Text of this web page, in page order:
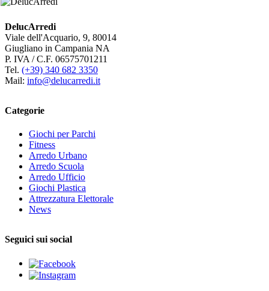
DelucArredi
Viale dell'Acquario, 9, 80014
Giugliano in Campania NA
P. IVA / C.F. 06575701211
Tel. (+39) 340 682 3350
Mail: info@delucarredi.it
Categorie
Giochi per Parchi
Fitness
Arredo Urbano
Arredo Scuola
Arredo Ufficio
Giochi Plastica
Attrezzatura Elettorale
News
Seguici sui social